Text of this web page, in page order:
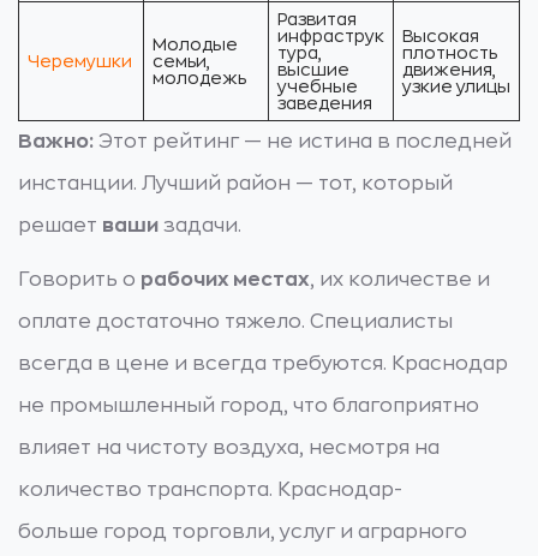
Черемушки
Молодые
семьи,
молодежь
Развитая
инфраструк
тура,
высшие
учебные
заведения
Высокая
плотность
движения,
узкие улицы
Важно: Этот рейтинг — не истина в последней
инстанции. Лучший район — тот, который
решает ваши задачи.
Говорить о рабочих местах, их количестве и
оплате достаточно тяжело. Специалисты
всегда в цене и всегда требуются. Краснодар
не промышленный город, что благоприятно
влияет на чистоту воздуха, несмотря на
количество транспорта. Краснодар-
больше город торговли, услуг и аграрного